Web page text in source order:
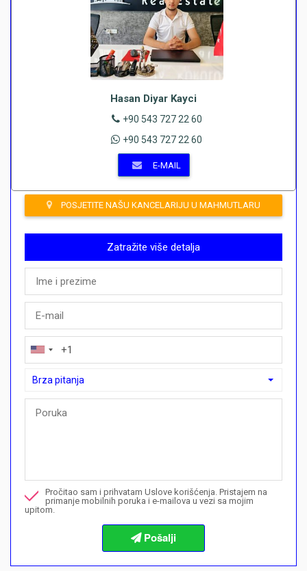
Hasan Diyar Kayci
+90 543 727 22 60
+90 543 727 22 60
E-MAIL
POSJETITE NAŠU KANCELARIJU U MAHMUTLARU
Zatražite više detalja
Brza pitanja
Brza pitanja
Želim da rezervišem gledanje
Pročitao sam i prihvatam Uslove korišćenja. Pristajem na
primanje mobilnih poruka i e-mailova u vezi sa mojim
upitom.